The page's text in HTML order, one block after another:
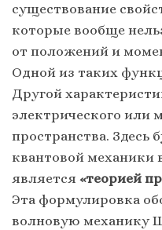
существование
которые вообще
от положений и
Одной из таких
Другой
электрического или
пространства.
квантовой механики
является «теорией
Эта формулировка
волновую механику